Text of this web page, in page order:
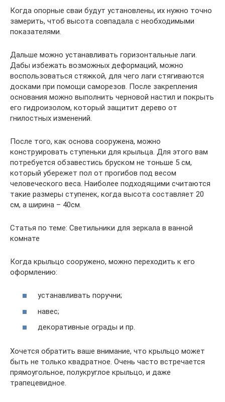
Когда опорные сваи будут установлены, их нужно точно
замерить, чтоб высота совпадала с необходимыми
показателями.
Дальше можно устанавливать горизонтальные лаги.
Дабы избежать возможных деформаций, можно
воспользоваться стяжкой, для чего лаги стягиваются
досками при помощи саморезов. После закрепления
основания можно выполнить черновой настил и покрыть
его гидроизолом, который защитит дерево от
гнилостных изменений.
После того, как основа сооружена, можно
конструировать ступеньки для крыльца. Для этого вам
потребуется обзавестись бруском не тоньше 5 см,
который убережет пол от прогибов под весом
человеческого веса. Наиболее подходящими считаются
такие размеры ступенек, когда высота составляет 20
см, а ширина – 40см.
Статья по теме: Светильники для зеркала в ванной
комнате
Когда крыльцо сооружено, можно переходить к его
оформлению:
устанавливать поручни;
навес;
декоративные ограды и пр.
Хочется обратить ваше внимание, что крыльцо может
быть не только квадратное. Очень часто встречается
прямоугольное, полукруглое крыльцо, и даже
трапецевидное.